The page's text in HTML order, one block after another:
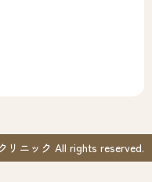
ニック All rights reserved.